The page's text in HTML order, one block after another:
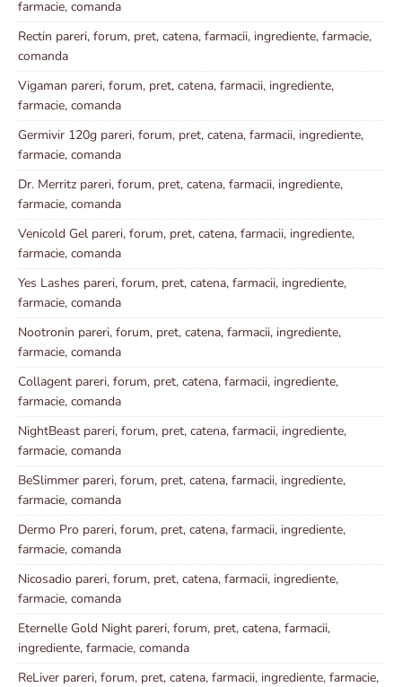
farmacie, comanda
Rectin pareri, forum, pret, catena, farmacii, ingrediente, farmacie,
comanda
Vigaman pareri, forum, pret, catena, farmacii, ingrediente,
farmacie, comanda
Germivir 120g pareri, forum, pret, catena, farmacii, ingrediente,
farmacie, comanda
Dr. Merritz pareri, forum, pret, catena, farmacii, ingrediente,
farmacie, comanda
Venicold Gel pareri, forum, pret, catena, farmacii, ingrediente,
farmacie, comanda
Yes Lashes pareri, forum, pret, catena, farmacii, ingrediente,
farmacie, comanda
Nootronin pareri, forum, pret, catena, farmacii, ingrediente,
farmacie, comanda
Collagent pareri, forum, pret, catena, farmacii, ingrediente,
farmacie, comanda
NightBeast pareri, forum, pret, catena, farmacii, ingrediente,
farmacie, comanda
BeSlimmer pareri, forum, pret, catena, farmacii, ingrediente,
farmacie, comanda
Dermo Pro pareri, forum, pret, catena, farmacii, ingrediente,
farmacie, comanda
Nicosadio pareri, forum, pret, catena, farmacii, ingrediente,
farmacie, comanda
Eternelle Gold Night pareri, forum, pret, catena, farmacii,
ingrediente, farmacie, comanda
ReLiver pareri, forum, pret, catena, farmacii, ingrediente, farmacie,